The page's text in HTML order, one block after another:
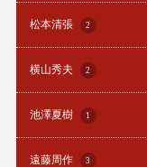
松本清張 2
横山秀夫 2
池澤夏樹 1
遠藤周作 3